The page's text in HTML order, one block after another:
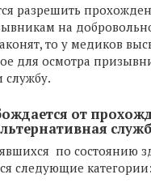
разрешить
на
то у медиков
для осмотра
службу.
от
по состоянию
следующие категории: